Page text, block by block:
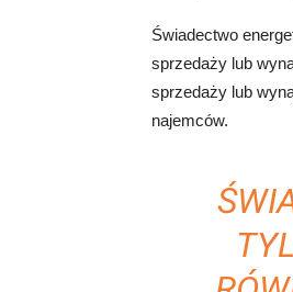
Świadectwo
sprzedaży lub
sprzedaży lub
najemców.